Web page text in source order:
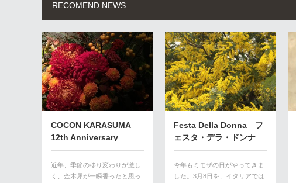
RECOMEND NEWS
COCON KARASUMA
12th Anniversary
近年、季節の移り変わりが激し
く、金木犀が一瞬香ったと思っ
Festa Della Donna フ
ェスタ・デラ・ドンナ
今年もミモザの日がやってきま
した。3月8日を、イタリアでは